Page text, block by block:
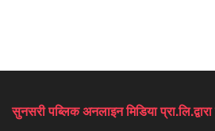
सुनसरी पब्लिक अनलाइन मिडिया